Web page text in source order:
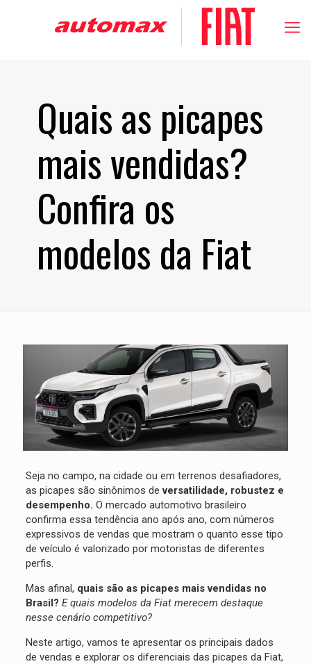
Quais as picapes
mais vendidas?
Confira os
modelos da Fiat
Seja no campo, na cidade ou em terrenos desafiadores,
as picapes são sinônimos deversatilidade, robustez e
desempenho. O mercado automotivo brasileiro
confirma essa tendência ano após ano, com números
expressivos de vendas que mostram o quanto esse tipo
de veículo é valorizado por motoristas de diferentes
perfis.
Mas afinal, quais são as picapes mais vendidas no
Brasil? E quais modelos da Fiat merecem destaque
nesse cenário competitivo?
Neste artigo, vamos te apresentar os principais dados
de vendas e explorar os diferenciais das picapes da Fiat,